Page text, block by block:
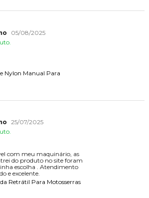
05/08/2025
Nylon Manual Para
25/07/2025
com meu maquinário, as
do produto no site foram
escolha . Atendimento
e excelente.
Retrátil Para Motosserras